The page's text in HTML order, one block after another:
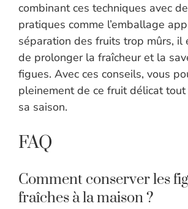
combinant ces techniques avec
pratiques comme l’emballage
séparation des fruits trop mûrs, il
de prolonger la fraîcheur et la
figues. Avec ces conseils, vous
pleinement de ce fruit délicat
sa saison.
FAQ
Comment conserver les
fraîches à la maison ?